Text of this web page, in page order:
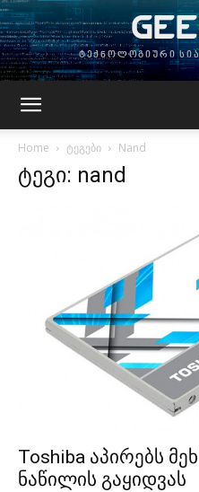
ტექნოლოგიური
Home ტეგები Nand
ტეგი: nand
Toshiba აპირებს
ნაწილის გაყიდვას